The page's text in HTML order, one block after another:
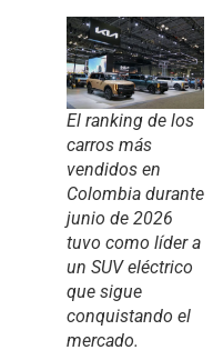
El ranking de los
carros más
vendidos en
Colombia durante
junio de 2026
tuvo como líder a
un SUV eléctrico
que sigue
conquistando el
mercado.